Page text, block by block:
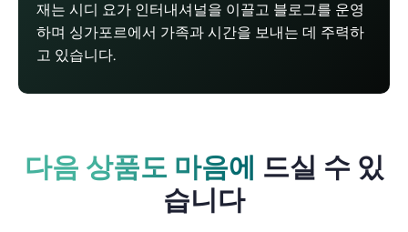
재는 시디 요가 인터내셔널을 이끌고 블로그를 운영
하며 싱가포르에서 가족과 시간을 보내는 데 주력하
고 있습니다.
다음 상품도 마음에 드실 수 있
습니다